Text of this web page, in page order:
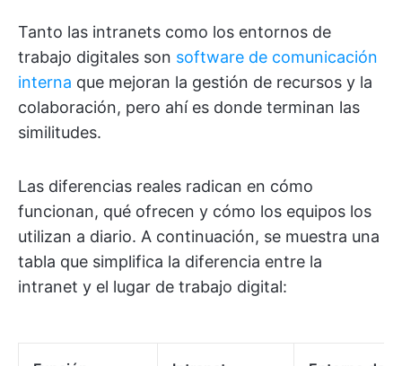
Tanto las intranets como los entornos de
trabajo digitales son software de comunicación
interna que mejoran la gestión de recursos y la
colaboración, pero ahí es donde terminan las
similitudes.
Las diferencias reales radican en cómo
funcionan, qué ofrecen y cómo los equipos los
utilizan a diario. A continuación, se muestra una
tabla que simplifica la diferencia entre la
intranet y el lugar de trabajo digital: